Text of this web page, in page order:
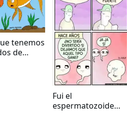
tenemos
de
Fui el
espermatozoide